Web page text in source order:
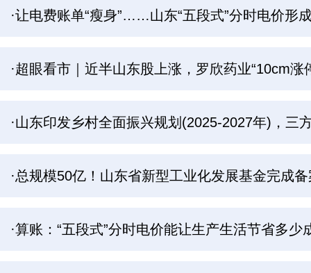
·让电费账单“瘦身”……山东“五段式”分时电价形
·超眼看市｜近半山东股上涨，罗欣药业“10cm涨
·山东印发乡村全面振兴规划(2025-2027年)，三
·总规模50亿！山东省新型工业化发展基金完成
·算账：“五段式”分时电价能让生产生活节省多少